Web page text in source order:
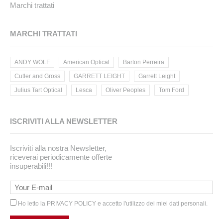
Marchi trattati
MARCHI TRATTATI
ANDY WOLF American Optical
Barton Perreira
Cutler and Gross
GARRETT LEIGHT
Garrett Leight
Julius Tart Optical
Lesca Oliver Peoples Tom Ford
ISCRIVITI ALLA NEWSLETTER
Iscriviti alla nostra Newsletter,
riceverai periodicamente offerte
insuperabili!!!
Ho letto la PRIVACY POLICY e accetto l'utilizzo dei miei dati personali.